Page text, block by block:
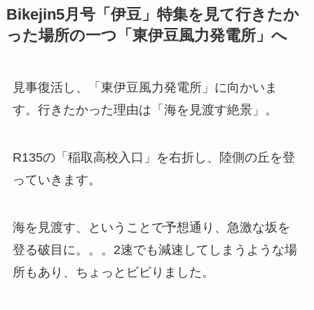
Bikejin5月号「伊豆」特集を見て行きたか
った場所の一つ「東伊豆風力発電所」へ
見事復活し、「東伊豆風力発電所」に向かいま
す。行きたかった理由は「海を見渡す絶景」。
R135の「稲取高校入口」を右折し、陸側の丘を登
っていきます。
海を見渡す、ということで予想通り、急激な坂を
登る破目に。。。2速でも減速してしまうような場
所もあり、ちょっとビビりました。